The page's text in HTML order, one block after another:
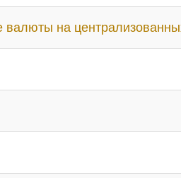
валюты на